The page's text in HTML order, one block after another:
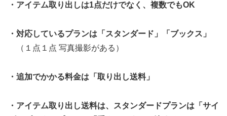
・アイテム取り出しは1点だけでなく、複数でもOK
・対応しているプランは「スタンダード」「ブックス」
（１点１点 写真撮影がある）
・追加でかかる料金は「取り出し送料」
・アイテム取り出し送料は、スタンダードプランは「サイ